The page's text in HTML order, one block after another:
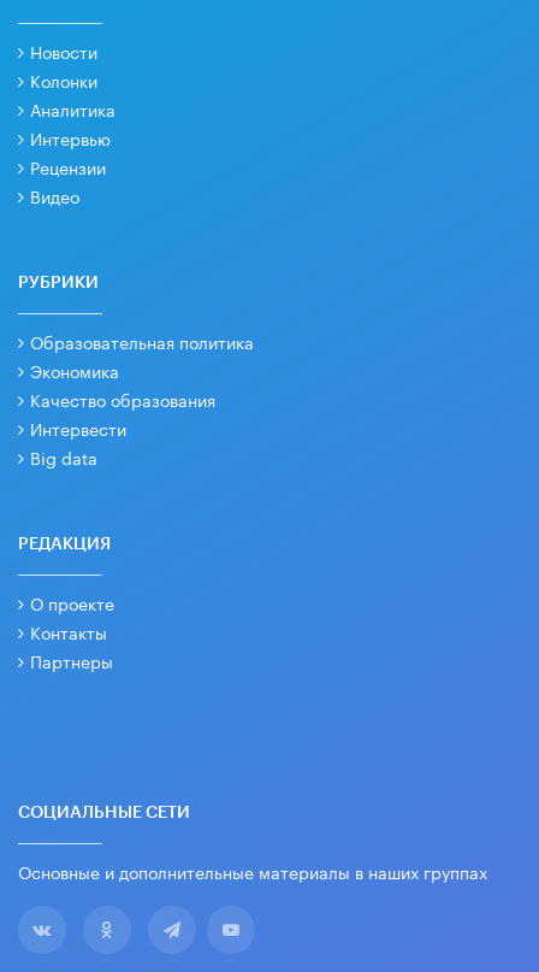
Новости
Колонки
Аналитика
Интервью
Рецензии
Видео
РУБРИКИ
Образовательная политика
Экономика
Качество образования
Интервести
Big data
РЕДАКЦИЯ
О проекте
Контакты
Партнеры
СОЦИАЛЬНЫЕ СЕТИ
Основные и дополнительные материалы в наших группах